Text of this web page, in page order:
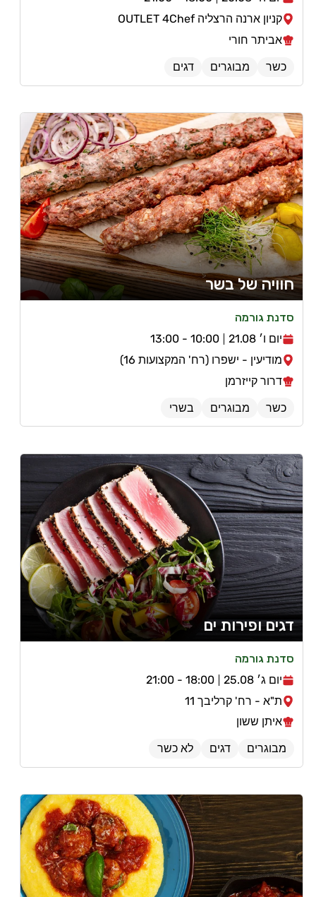
קניון ארנה הרצליה OUTLET 4Chef
אביתר חורי
כשר
מבוגרים דגים
חוויה של בשר
סדנת גורמה
יום ו׳ 21.08
10:00 - 13:00
מודיעין - ישפרו (רח' המקצועות 16)
דרור קייזרמן
כשר
מבוגרים בשרי
דגים ופירות ים
סדנת גורמה
יום ג׳ 25.08
18:00 - 21:00
ת"א - רח' קרליבך 11
איתן ששון
מבוגרים
דגים לא כשר